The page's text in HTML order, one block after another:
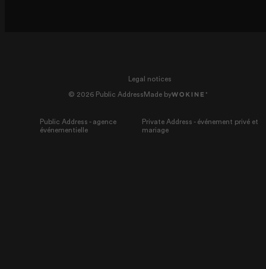
Legal notices
© 2026 Public Address Made by
Public Address - agence
événementielle
Private Address - événement privé et
mariage